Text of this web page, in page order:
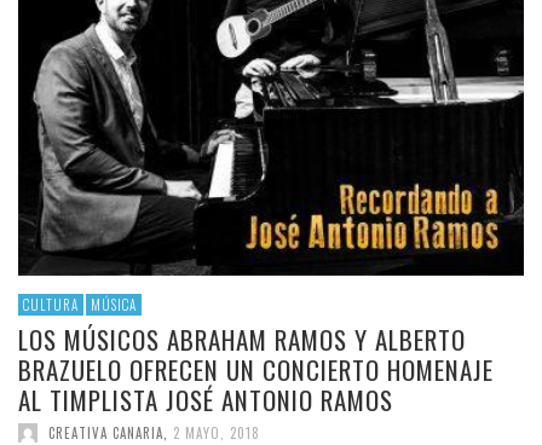
CULTURA MÚSICA
LOS MÚSICOS ABRAHAM RAMOS Y ALBERTO
BRAZUELO OFRECEN UN CONCIERTO HOMENAJE
AL TIMPLISTA JOSÉ ANTONIO RAMOS
CREATIVA CANARIA 2 MAYO, 2018